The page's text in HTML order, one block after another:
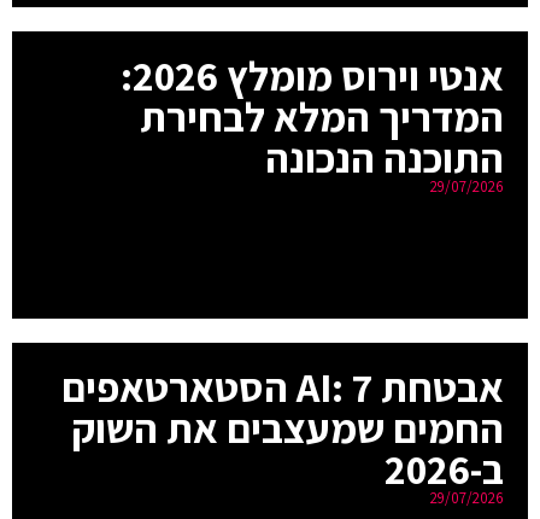
אנטי וירוס מומלץ 2026:
המדריך המלא לבחירת
התוכנה הנכונה
29/07/2026
אבטחת AI: 7 הסטארטאפים
החמים שמעצבים את השוק
ב-2026
29/07/2026